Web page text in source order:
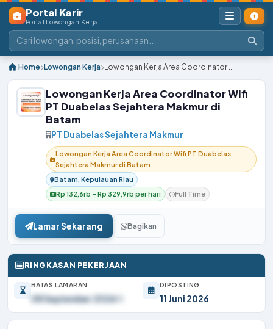
Portal Karir
Portal Lowongan Kerja
Home Lowongan Kerja Lowongan Kerja Area Coordinator ...
Lowongan Kerja Area Coordinator Wifi
PT Duabelas Sejahtera Makmur di
Batam
PT Duabelas Sejahtera Makmur
Lowongan Kerja Area Coordinator Wifi PT Duabelas
Sejahtera Makmur di Batam
Batam, Kepulauan Riau
Rp 132,6rb – Rp 329,9rb per hari
Full Time
Lamar Sekarang Bagikan
RINGKASAN PEKERJAAN
BATAS LAMARAN
08 September 2026
DIPOSTING
11 Juni 2026